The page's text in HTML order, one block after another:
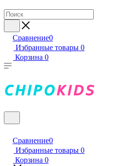
Сравнение0
Избранные товары 0
Корзина 0
Сравнение0
Избранные товары 0
Корзина 0